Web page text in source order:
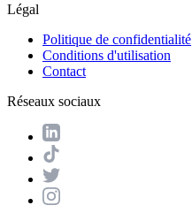
Légal
Politique de confidentialité
Conditions d'utilisation
Contact
Réseaux sociaux